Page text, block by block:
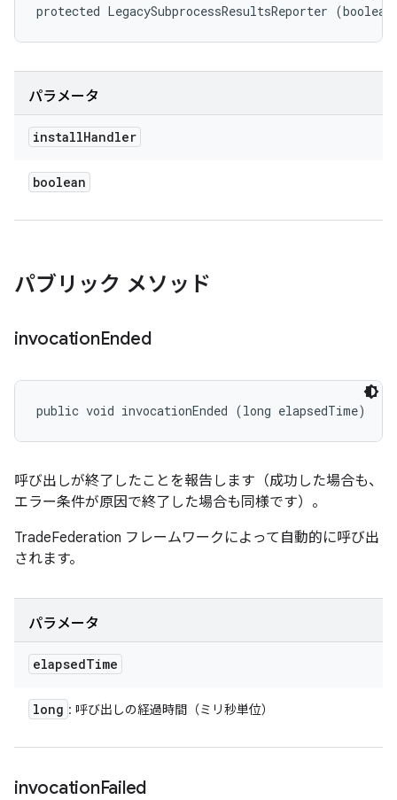
protected LegacySubprocessResultsReporter
パラメータ
installHandler
boolean
パブリック メソッド
invocationEnded
public void invocationEnded (long elapsedTime)
呼び出しが終了したことを報告します（成功した場合も、
エラー条件が原因で終了した場合も同様です）。
TradeFederation フレームワークによって自動的に呼び出
されます。
パラメータ
elapsedTime
long : 呼び出しの経過時間（ミリ秒単位）
invocationFailed